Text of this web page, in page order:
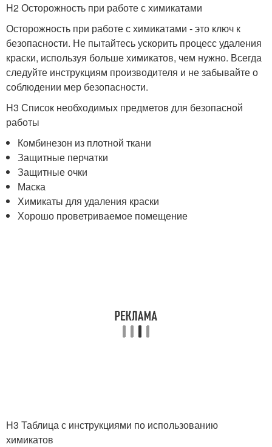
H2 Осторожность при работе с химикатами
Осторожность при работе с химикатами - это ключ к
безопасности. Не пытайтесь ускорить процесс удаления
краски, используя больше химикатов, чем нужно. Всегда
следуйте инструкциям производителя и не забывайте о
соблюдении мер безопасности.
H3 Список необходимых предметов для безопасной
работы
Комбинезон из плотной ткани
Защитные перчатки
Защитные очки
Маска
Химикаты для удаления краски
Хорошо проветриваемое помещение
H3 Таблица с инструкциями по использованию
химикатов